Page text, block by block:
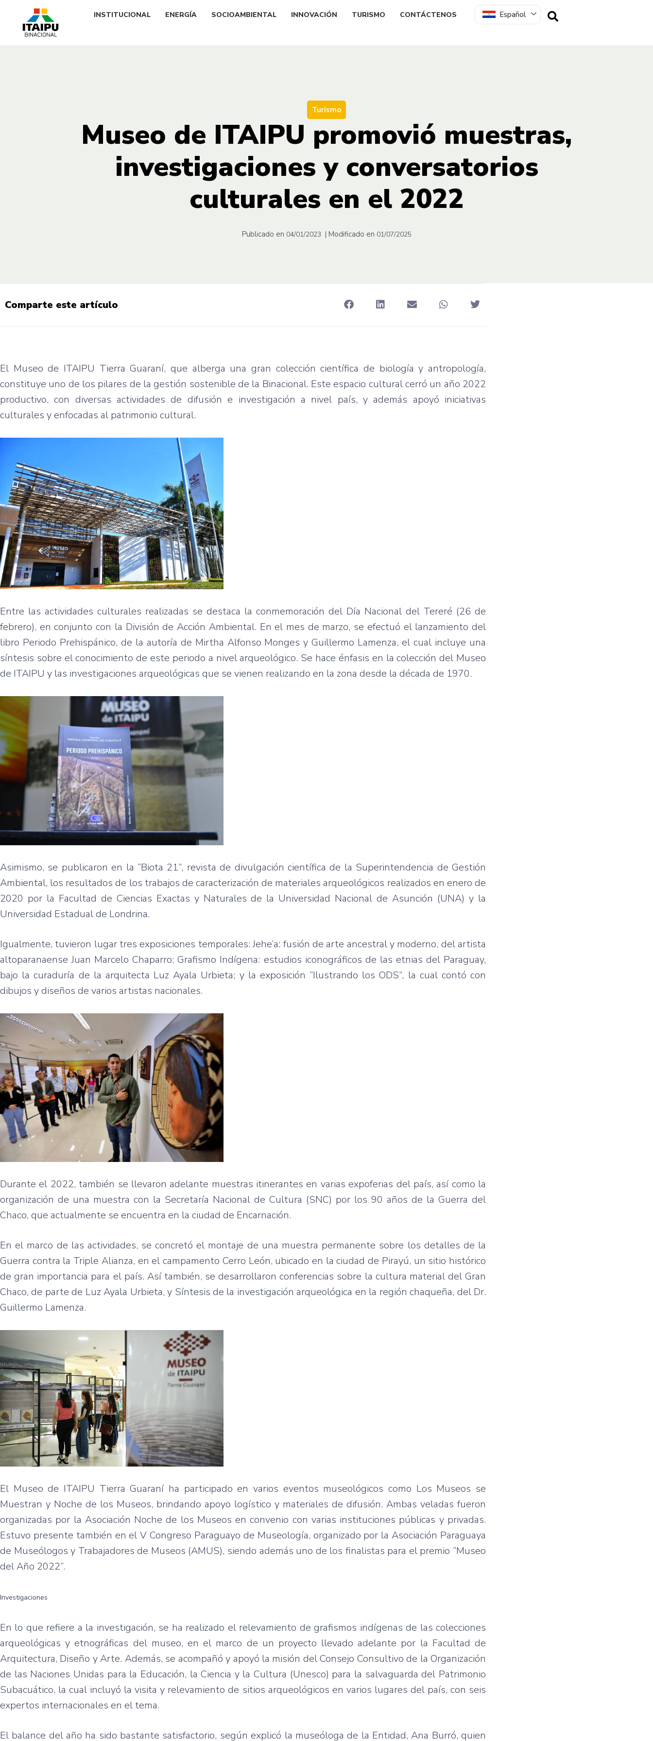
INSTITUCIONAL ENERGÍA SOCIOAMBIENTAL INNOVACIÓN TURISMO CONTÁCTENOS Español
Turismo
Museo de ITAIPU promovió muestras,
investigaciones y conversatorios
culturales en el 2022
Publicado en 04/01/2023 | Modificado en 01/07/2025
Comparte este artículo
El Museo de ITAIPU Tierra Guaraní, que alberga una gran colección científica de biología y antropología,
constituye uno de los pilares de la gestión sostenible de la Binacional. Este espacio cultural cerró un año 2022
productivo, con diversas actividades de difusión e investigación a nivel país, y además apoyó iniciativas
culturales y enfocadas al patrimonio cultural.
Entre las actividades culturales realizadas se destaca la conmemoración del Día Nacional del Tereré (26 de
febrero), en conjunto con la División de Acción Ambiental. En el mes de marzo, se efectuó el lanzamiento del
libro Periodo Prehispánico, de la autoría de Mirtha Alfonso Monges y Guillermo Lamenza, el cual incluye una
síntesis sobre el conocimiento de este periodo a nivel arqueológico. Se hace énfasis en la colección del Museo
de ITAIPU y las investigaciones arqueológicas que se vienen realizando en la zona desde la década de 1970.
Asimismo, se publicaron en la “Biota 21”, revista de divulgación científica de la Superintendencia de Gestión
Ambiental, los resultados de los trabajos de caracterización de materiales arqueológicos realizados en enero de
2020 por la Facultad de Ciencias Exactas y Naturales de la Universidad Nacional de Asunción (UNA) y la
Universidad Estadual de Londrina.
Igualmente, tuvieron lugar tres exposiciones temporales: Jehe’a: fusión de arte ancestral y moderno, del artista
altoparanaense Juan Marcelo Chaparro; Grafismo Indígena: estudios iconográficos de las etnias del Paraguay,
bajo la curaduría de la arquitecta Luz Ayala Urbieta; y la exposición “Ilustrando los ODS”, la cual contó con
dibujos y diseños de varios artistas nacionales.
Durante el 2022, también se llevaron adelante muestras itinerantes en varias expoferias del país, así como la
organización de una muestra con la Secretaría Nacional de Cultura (SNC) por los 90 años de la Guerra del
Chaco, que actualmente se encuentra en la ciudad de Encarnación.
En el marco de las actividades, se concretó el montaje de una muestra permanente sobre los detalles de la
Guerra contra la Triple Alianza, en el campamento Cerro León, ubicado en la ciudad de Pirayú, un sitio histórico
de gran importancia para el país. Así también, se desarrollaron conferencias sobre la cultura material del Gran
Chaco, de parte de Luz Ayala Urbieta, y Síntesis de la investigación arqueológica en la región chaqueña, del Dr.
Guillermo Lamenza.
El Museo de ITAIPU Tierra Guaraní ha participado en varios eventos museológicos como Los Museos se
Muestran y Noche de los Museos, brindando apoyo logístico y materiales de difusión. Ambas veladas fueron
organizadas por la Asociación Noche de los Museos en convenio con varias instituciones públicas y privadas.
Estuvo presente también en el V Congreso Paraguayo de Museología, organizado por la Asociación Paraguaya
de Museólogos y Trabajadores de Museos (AMUS), siendo además uno de los finalistas para el premio “Museo
del Año 2022”.
Investigaciones
En lo que refiere a la investigación, se ha realizado el relevamiento de grafismos indígenas de las colecciones
arqueológicas y etnográficas del museo, en el marco de un proyecto llevado adelante por la Facultad de
Arquitectura, Diseño y Arte. Además, se acompañó y apoyó la misión del Consejo Consultivo de la Organización
de las Naciones Unidas para la Educación, la Ciencia y la Cultura (Unesco) para la salvaguarda del Patrimonio
Subacuático, la cual incluyó la visita y relevamiento de sitios arqueológicos en varios lugares del país, con seis
expertos internacionales en el tema.
El balance del año ha sido bastante satisfactorio, según explicó la museóloga de la Entidad, Ana Burró, quien